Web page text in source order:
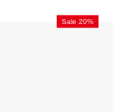
Sale 20%